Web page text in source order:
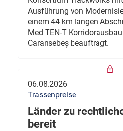
Ausführung von
einem 44 km langen
Med TEN-T
Caransebeș beauftragt.
06.08.2026
Trassenpreise
Länder zu
bereit